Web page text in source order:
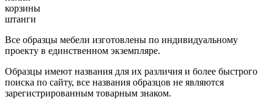
корзины
штанги
Все образцы мебели изготовлены по индивидуальному
проекту в единственном экземпляре.
Образцы имеют названия для их различия и более быстрого
поиска по сайту, все названия образцов не являются
зарегистрированным товарным знаком.